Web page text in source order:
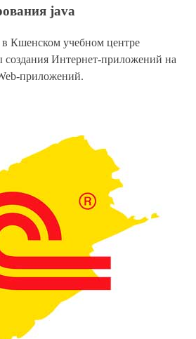
java
в Кшенском учебном центре
создания Интернет-приложений на
приложений.